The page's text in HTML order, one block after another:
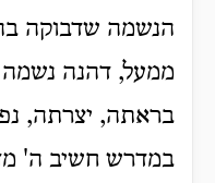
הנשמה שדבוקה
ממעל, דהנה
בראתה, יצרתה,
במדרש חשיב ה'